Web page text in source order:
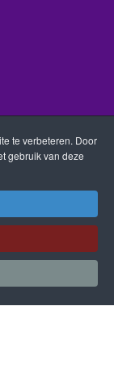
te verbeteren. Door
gebruik van deze